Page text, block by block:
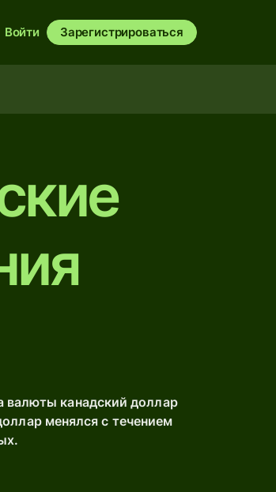
Войти Зарегистрироваться
канадский доллар
менялся с течением